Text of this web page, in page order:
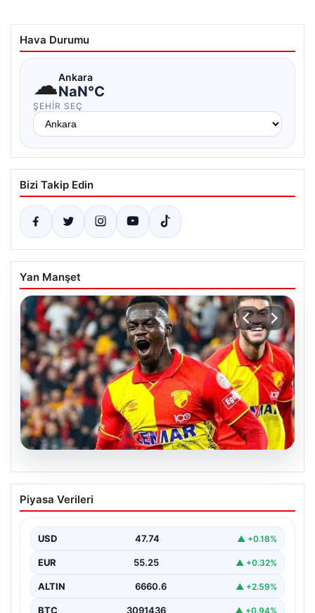
Hava Durumu
☁Ankara
NaN°C
ŞEHIR SEÇ
Bizi Takip Edin
Yan Manşet
07.08.2026
Göztepe para basacak! Yine dev satış
geliyor
Piyasa Verileri
USD 47.74 ▲ +0.18%
EUR 55.25 ▲ +0.32%
ALTIN 6660.6 ▲ +2.59%
BTC 3091436 ▲ +0.94%